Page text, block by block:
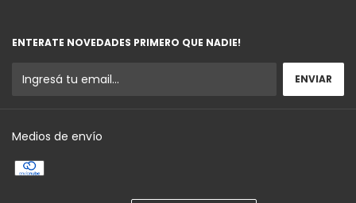
ENTERATE NOVEDADES PRIMERO QUE NADIE!
Medios de envío